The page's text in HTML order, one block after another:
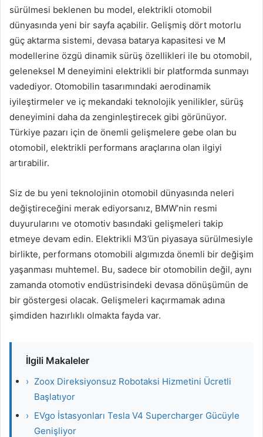
sürülmesi beklenen bu model, elektrikli otomobil
dünyasında yeni bir sayfa açabilir. Gelişmiş dört motorlu
güç aktarma sistemi, devasa batarya kapasitesi ve M
modellerine özgü dinamik sürüş özellikleri ile bu otomobil,
geleneksel M deneyimini elektrikli bir platformda sunmayı
vadediyor. Otomobilin tasarımındaki aerodinamik
iyileştirmeler ve iç mekandaki teknolojik yenilikler, sürüş
deneyimini daha da zenginleştirecek gibi görünüyor.
Türkiye pazarı için de önemli gelişmelere gebe olan bu
otomobil, elektrikli performans araçlarına olan ilgiyi
artırabilir.
Siz de bu yeni teknolojinin otomobil dünyasında neleri
değiştireceğini merak ediyorsanız, BMW’nin resmi
duyurularını ve otomotiv basındaki gelişmeleri takip
etmeye devam edin. Elektrikli M3’ün piyasaya sürülmesiyle
birlikte, performans otomobili algımızda önemli bir değişim
yaşanması muhtemel. Bu, sadece bir otomobilin değil, aynı
zamanda otomotiv endüstrisindeki devasa dönüşümün de
bir göstergesi olacak. Gelişmeleri kaçırmamak adına
şimdiden hazırlıklı olmakta fayda var.
İlgili Makaleler
› Zoox Direksiyonsuz Robotaksi Hizmetini Ücretli
Başlatıyor
› EVgo İstasyonları Tesla V4 Supercharger Gücüyle
Genişliyor